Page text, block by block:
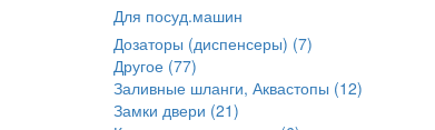
Для посуд.машин
Дозаторы (диспенсеры) (7)
Другое (77)
Заливные шланги, Аквастопы (12)
Замки двери (21)